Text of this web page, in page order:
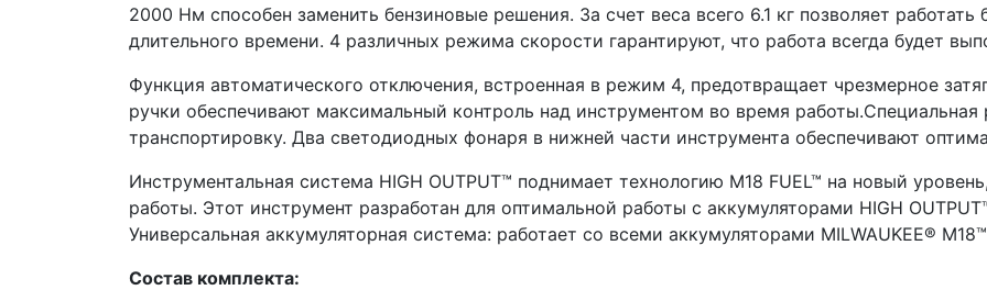
2000 Нм способен заменить бензиновые решения. За счет веса всего 6.1 кг позволяет работать
длительного времени. 4 различных режима скорости гарантируют, что работа всегда будет
Функция автоматического отключения, встроенная в режим 4, предотвращает чрезмерное
ручки обеспечивают максимальный контроль над инструментом во время работы.Специальная
транспортировку. Два светодиодных фонаря в нижней части инструмента обеспечивают
Инструментальная система HIGH OUTPUT™ поднимает технологию M18 FUEL™ на новый
работы. Этот инструмент разработан для оптимальной работы с аккумуляторами HIGH
Универсальная аккумуляторная система: работает со всеми аккумуляторами MILWAUKEE® M18™
Состав комплекта: